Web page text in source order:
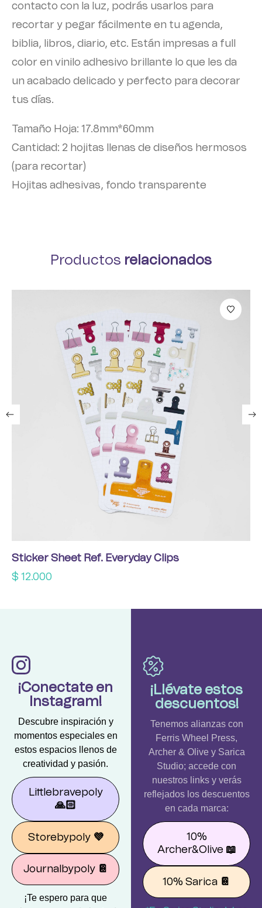
contacto con la luz, podrás usarlos para
recortar y pegar fácilmente en tu agenda,
biblia, libros, diario, etc. Están impresas a full
color en vinilo adhesivo brillante lo que les da
un acabado delicado y perfecto para decorar
tus días.
Tamaño Hoja: 17.8mm*60mm
Cantidad: 2 hojitas llenas de diseños hermosos
(para recortar)
Hojitas adhesivas, fondo transparente
Productos relacionados
Sticker Sheet Ref. Everyday Clips
$ 12.000
¡Conectate en
Instagram!
Descubre inspiración y
momentos especiales en
estos espacios llenos de
creatividad y pasión.
Littlebravepoly
🙏🏻
Storebypoly 💜
Journalbypoly 📔
¡Te espero para que
¡Llévate estos
descuentos!
Tenemos alianzas con
Ferris Wheel Press,
Archer & Olive y Sarica
Studio; accede con
nuestros links y verás
reflejados los descuentos
en cada marca:
10%
Archer&Olive 📖
10% Sarica 📔